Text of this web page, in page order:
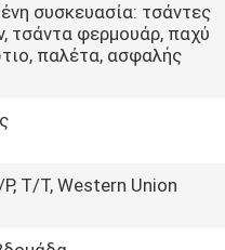
συσκευασία: τσάντες
τσάντα φερμουάρ, παχύ
παλέτα, ασφαλής
T/T, Western Union